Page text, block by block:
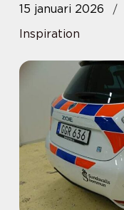
15 januari 2026
Inspiration